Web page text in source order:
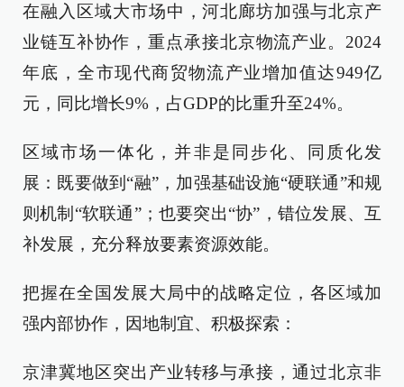
在融入区域大市场中，河北廊坊加强与北京产
业链互补协作，重点承接北京物流产业。2024
年底，全市现代商贸物流产业增加值达949亿
元，同比增长9%，占GDP的比重升至24%。
区域市场一体化，并非是同步化、同质化发
展：既要做到“融”，加强基础设施“硬联通”和规
则机制“软联通”；也要突出“协”，错位发展、互
补发展，充分释放要素资源效能。
把握在全国发展大局中的战略定位，各区域加
强内部协作，因地制宜、积极探索：
京津冀地区突出产业转移与承接，通过北京非